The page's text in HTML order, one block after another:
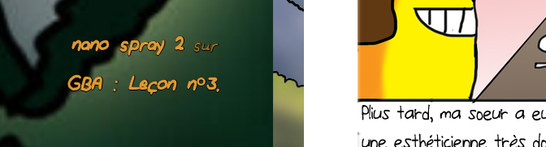
nano spray 2sur
GBA : Leçon n°3.